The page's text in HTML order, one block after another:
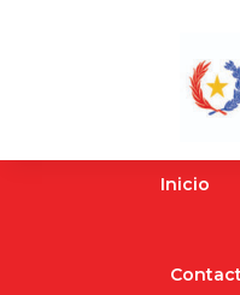
Inicio